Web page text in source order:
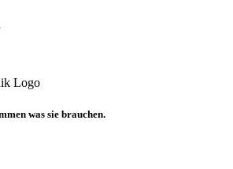
was sie brauchen.